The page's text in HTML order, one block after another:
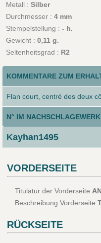
Metall : Silber
Durchmesser : 4 mm
Stempelstellung : - h.
Gewicht : 0,11 g.
Seltenheitsgrad : R2
KOMMENTARE ZUM
Flan court, centré des deux
N° IM
Kayhan1495
VORDERSEITE
Titulatur der Vorderseite
Beschreibung Vorderseite
RÜCKSEITE